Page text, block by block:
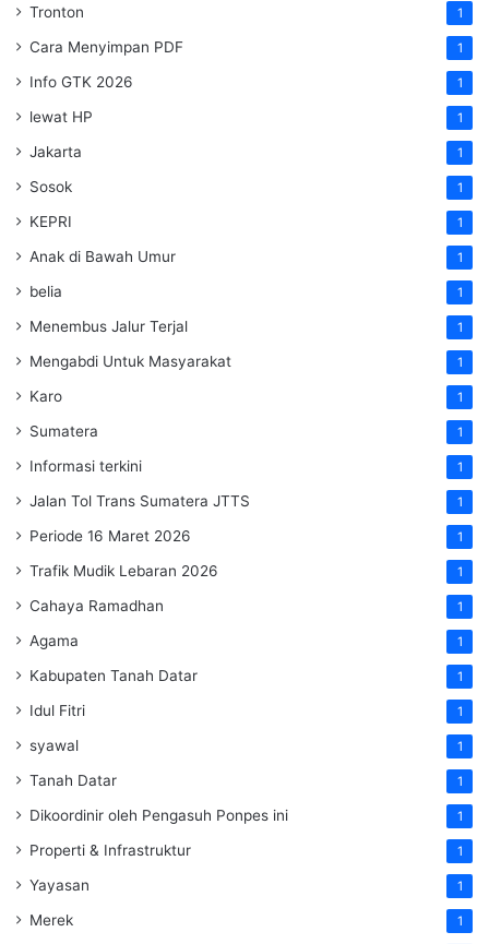
Tronton 1
Cara Menyimpan PDF 1
Info GTK 2026 1
lewat HP 1
Jakarta 1
Sosok 1
KEPRI 1
Anak di Bawah Umur 1
belia 1
Menembus Jalur Terjal 1
Mengabdi Untuk Masyarakat 1
Karo 1
Sumatera 1
Informasi terkini 1
Jalan Tol Trans Sumatera JTTS 1
Periode 16 Maret 2026 1
Trafik Mudik Lebaran 2026 1
Cahaya Ramadhan 1
Agama 1
Kabupaten Tanah Datar 1
Idul Fitri 1
syawal 1
Tanah Datar 1
Dikoordinir oleh Pengasuh Ponpes ini 1
Properti & Infrastruktur 1
Yayasan 1
Merek 1